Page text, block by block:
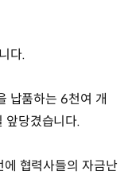
다.
납품하는 6천여 개
앞당겼습니다.
협력사들의 자금난